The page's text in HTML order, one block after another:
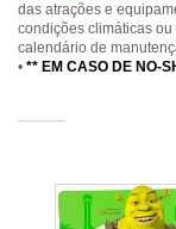
das atrações e
condições climáticas
calendário de
• ** EM CASO DE NO-